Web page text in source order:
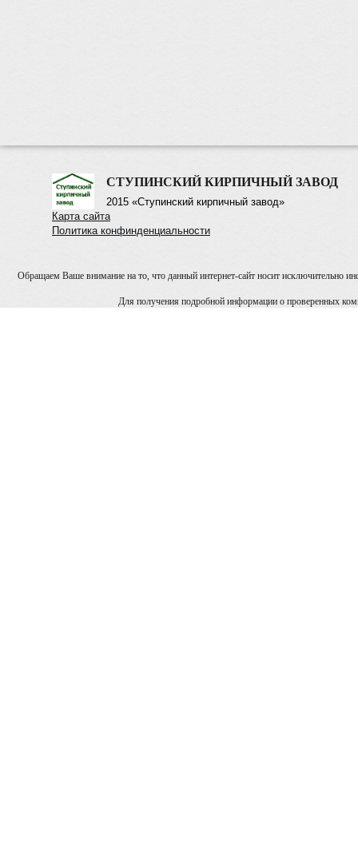
СТУПИНСКИЙ КИРПИЧНЫЙ ЗАВОД
2015 «Ступинский кирпичный завод»
Карта сайта
Политика конфинденциальности
Обращаем Ваше внимание на то, что данный интернет-сайт носит исключительно
Для получения подробной информации о проверенных